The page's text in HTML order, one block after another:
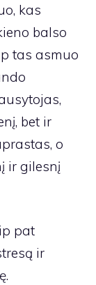
kas
balso
tas asmuo
bet ir
o
ir gilesnį
pat
ir